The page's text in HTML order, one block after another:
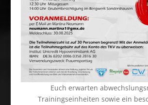
Euch erwarten
Trainingseinheiten sowie ein